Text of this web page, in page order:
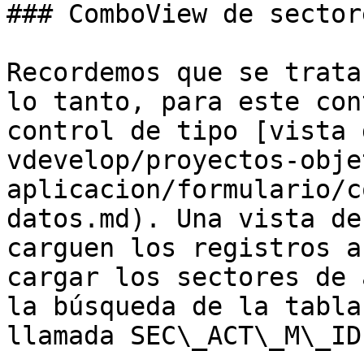
### ComboView de
Recordemos que se
lo tanto, para este
control de tipo [vista
vdevelop/proyectos-
aplicacion/formulario/
datos.md). Una vista
carguen los registros
cargar los sectores de
la búsqueda de la
llamada